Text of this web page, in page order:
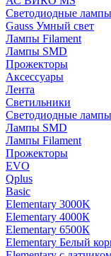
Светодиодные
Gauss Умный свет
Лампы Filament
Лампы SMD
Прожекторы
Аксессуары
Лента
Светильники
Светодиодные лампы
Лампы SMD
Лампы Filament
Прожекторы
EVO
Qplus
Basic
Elementary 3000K
Elementary 4000К
Elementary 6500К
Elementary Белый